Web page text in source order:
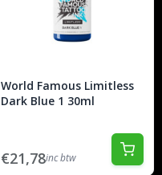
World Famous Limitless
Dark Blue 1 30ml
€21,78inc btw